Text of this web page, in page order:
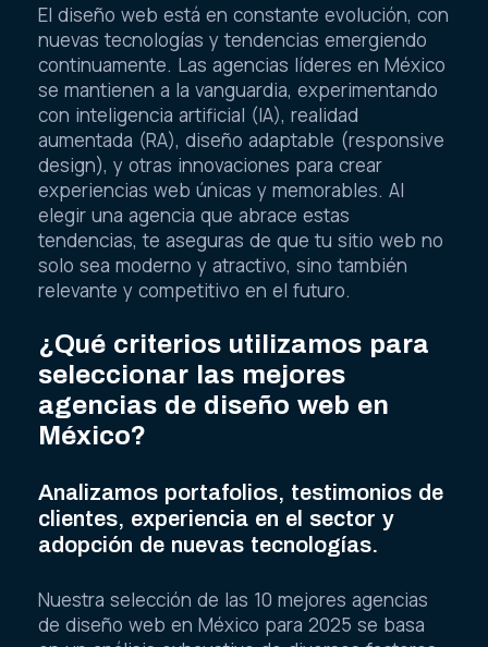
El diseño web está en constante evolución, con
nuevas tecnologías y tendencias emergiendo
continuamente. Las agencias líderes en México
se mantienen a la vanguardia, experimentando
con inteligencia artificial (IA), realidad
aumentada (RA), diseño adaptable (responsive
design), y otras innovaciones para crear
experiencias web únicas y memorables. Al
elegir una agencia que abrace estas
tendencias, te aseguras de que tu sitio web no
solo sea moderno y atractivo, sino también
relevante y competitivo en el futuro.
¿Qué criterios utilizamos para
seleccionar las mejores
agencias de diseño web en
México?
Analizamos portafolios, testimonios de
clientes, experiencia en el sector y
adopción de nuevas tecnologías.
Nuestra selección de las 10 mejores agencias
de diseño web en México para 2025 se basa